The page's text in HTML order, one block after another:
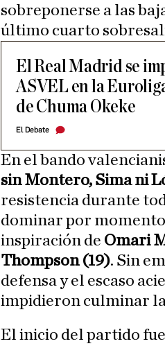
sobreponerse a las
último cuarto
El Real Madrid se
ASVEL en la
de Chuma Okeke
El Debate
En el bando
sin Montero, Sima ni
resistencia durante
dominar por
inspiración de Omari
Thompson (19). Sin
defensa y el escaso
impidieron culminar
El inicio del partido